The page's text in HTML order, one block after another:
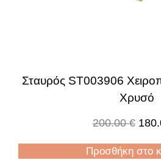
Σταυρός ST003906
Χρυσό
200.00€
Προσθήκη στο